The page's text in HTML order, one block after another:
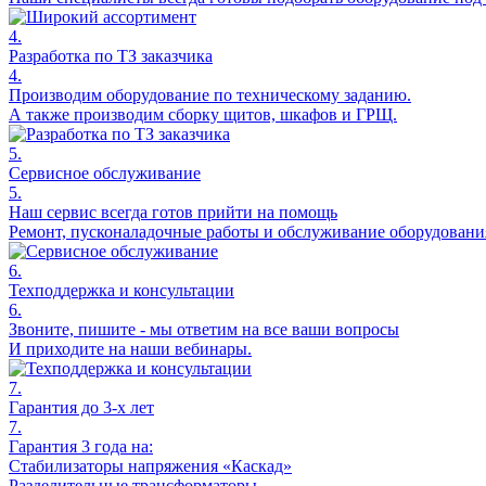
4.
Разработка по ТЗ заказчика
4.
Производим оборудование по техническому заданию.
А также производим сборку щитов, шкафов и ГРЩ.
5.
Сервисное обслуживание
5.
Наш сервис всегда готов прийти на помощь
Ремонт, пусконаладочные работы и обслуживание
6.
Техподдержка и консультации
6.
Звоните, пишите - мы ответим на все ваши вопросы
И приходите на наши вебинары.
7.
Гарантия до 3-х лет
7.
Гарантия 3 года на:
Стабилизаторы напряжения «Каскад»